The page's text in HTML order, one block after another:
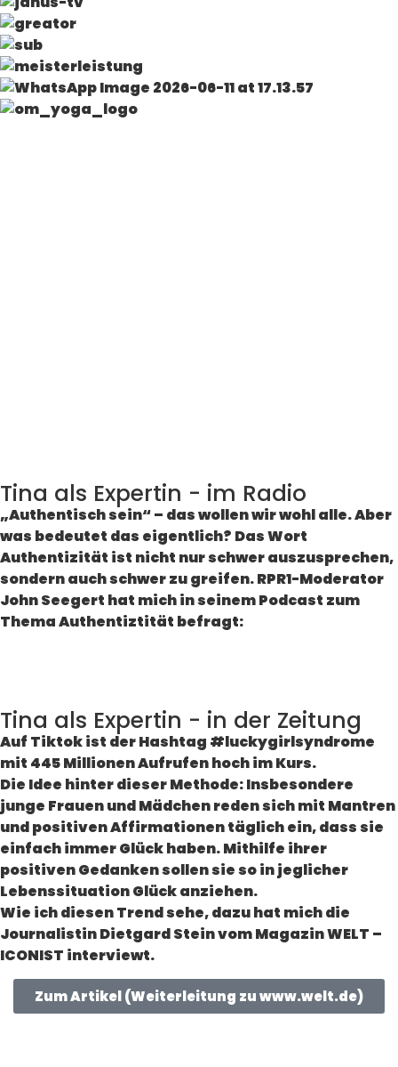
Tina als Expertin - im Radio
„Authentisch sein“ – das wollen wir wohl alle. Aber
was bedeutet das eigentlich? Das Wort
Authentizität ist nicht nur schwer auszusprechen,
sondern auch schwer zu greifen. RPR1-Moderator
John Seegert hat mich in seinem Podcast zum
Thema Authentiztität befragt:
Tina als Expertin - in der Zeitung
Auf Tiktok ist der Hashtag #luckygirlsyndrome
mit 445 Millionen Aufrufen hoch im Kurs.
Die Idee hinter dieser Methode: Insbesondere
junge Frauen und Mädchen reden sich mit Mantren
und positiven Affirmationen täglich ein, dass sie
einfach immer Glück haben. Mithilfe ihrer
positiven Gedanken sollen sie so in jeglicher
Lebenssituation Glück anziehen.
Wie ich diesen Trend sehe, dazu hat mich die
Journalistin Dietgard Stein vomMagazin WELT –
ICONIST interviewt.
Zum Artikel (Weiterleitung zu www.welt.de)